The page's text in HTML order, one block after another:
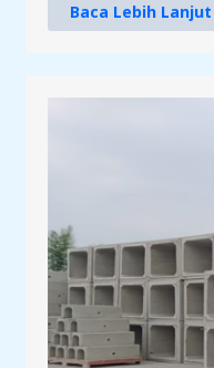
Baca Lebih Lanjut